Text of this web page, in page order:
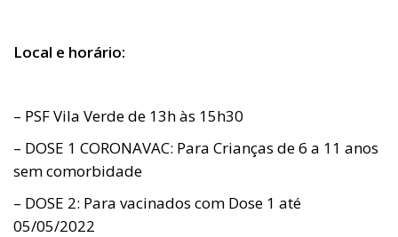
Local e horário:
– PSF Vila Verde de 13h às 15h30
– DOSE 1 CORONAVAC: Para Crianças de 6 a 11 anos
sem comorbidade
– DOSE 2: Para vacinados com Dose 1 até
05/05/2022